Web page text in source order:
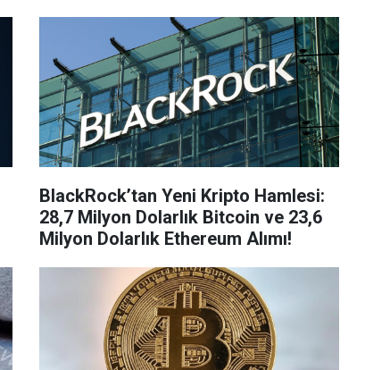
BlackRock’tan Yeni Kripto Hamlesi:
28,7 Milyon Dolarlık Bitcoin ve 23,6
Milyon Dolarlık Ethereum Alımı!